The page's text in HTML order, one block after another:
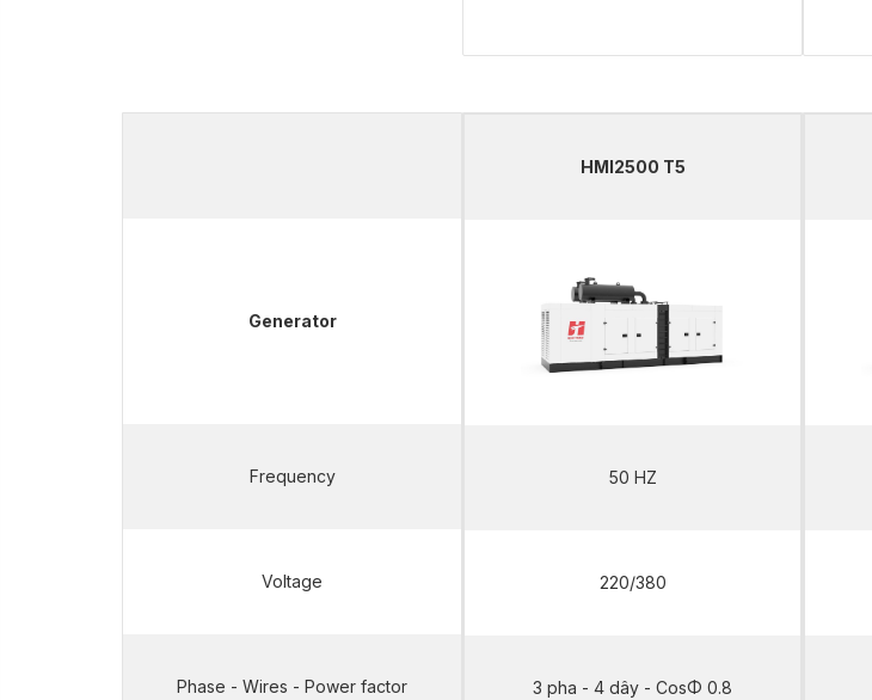
Generator
Frequency
Voltage
Phase - Wires - Power factor
HMI2500 T5
50 HZ
220/380
3 pha - 4 dây - CosΦ 0.8